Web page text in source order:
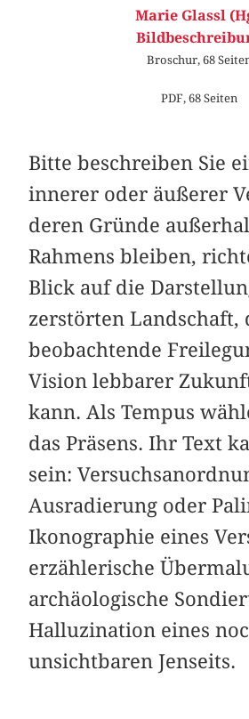
Marie Glassl
Broschur, 68
PDF, 68 Seiten
Bitte beschreiben Sie
innerer oder äußerer
deren Gründe
Rahmens bleiben,
Blick auf die
zerstörten Landschaft,
beobachtende
Vision lebbarer
kann. Als Tempus
das Präsens. Ihr Text
sein:
Ausradierung oder
Ikonographie eines
erzählerische
archäologische
Halluzination eines
unsichtbaren Jenseits.